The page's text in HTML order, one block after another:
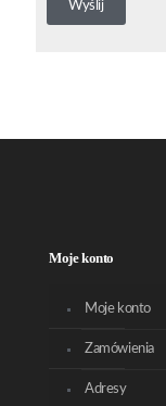
Moje konto
Moje konto
Zamówienia
Adresy